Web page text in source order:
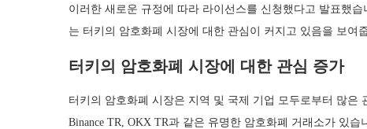
이러한 새로운 규정에 따라 라이선스를 신청했다고 발표했
는 터키의 암호화폐 시장에 대한 관심이 커지고 있음을 보여
터키의 암호화폐 시장에 대한 관심 증가
터키의 암호화폐 시장은 지역 및 국제 기업 모두로부터 많
Binance TR, OKX TR과 같은 유명한 암호화폐 거래소가 있습